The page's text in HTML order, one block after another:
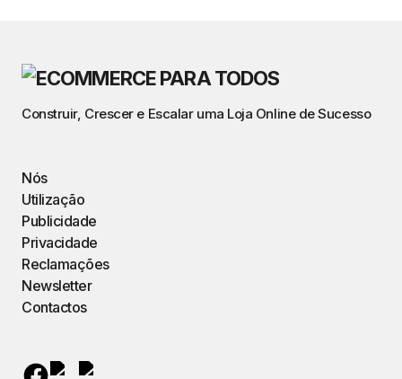
Construir, Crescer e Escalar uma Loja Online de Sucesso
Nós
Utilização
Publicidade
Privacidade
Reclamações
Newsletter
Contactos